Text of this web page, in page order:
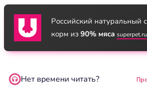
Российский натуральный
корм из 90% мяса
Нет времени читать?